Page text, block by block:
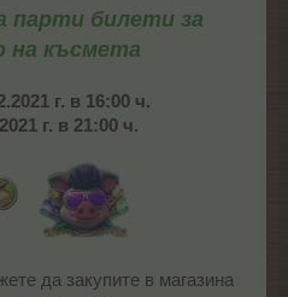
парти билети за
на късмета
г. в 16:00 ч.
г. в 21:00 ч.
да закупите в магазина